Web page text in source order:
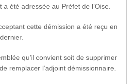
a été adressée au Préfet de l’Oise.
cette démission a été reçu en
qu’il convient soit de supprimer
remplacer l’adjoint démissionnaire.